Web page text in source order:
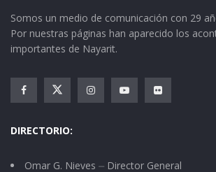
Somos un medio de comunicación con 29
Por nuestras páginas han aparecido los
importantes de Nayarit.
DIRECTORIO:
Omar G. Nieves ⏤ Director General